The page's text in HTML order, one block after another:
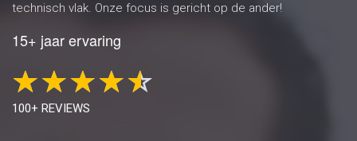
technisch vlak. Onze focus is gericht op de ander!
15+ jaar ervaring
100+ REVIEWS